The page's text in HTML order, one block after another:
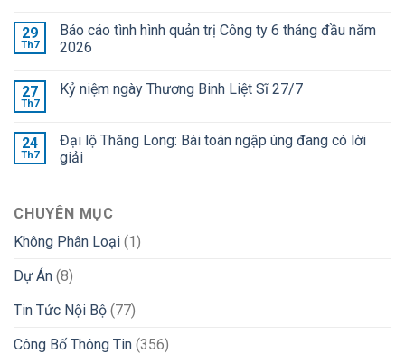
29
Th7
Báo cáo tình hình quản trị Công ty 6 tháng đầu năm
2026
27
Th7
Kỷ niệm ngày Thương Binh Liệt Sĩ 27/7
24
Th7
Đại lộ Thăng Long: Bài toán ngập úng đang có lời
giải
CHUYÊN MỤC
Không Phân Loại (1)
Dự Án (8)
Tin Tức Nội Bộ (77)
Công Bố Thông Tin (356)